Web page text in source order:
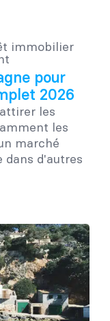
pour
2026
les
les
marché
dans d'autres